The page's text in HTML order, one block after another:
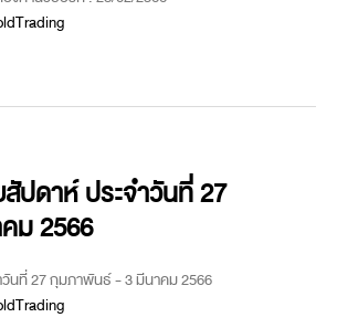
ปดาห์ ประจำวันที่ 27
ม 2566
วันที่ 27 กุมภาพันธ์ - 3 มีนาคม 2566